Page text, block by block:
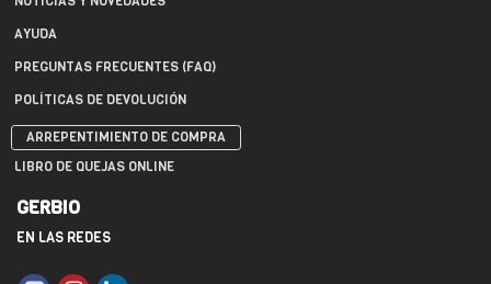
AYUDA
PREGUNTAS FRECUENTES (FAQ)
POLÍTICAS DE DEVOLUCIÓN
ARREPENTIMIENTO DE COMPRA
LIBRO DE QUEJAS ONLINE
GERBIO
EN LAS REDES